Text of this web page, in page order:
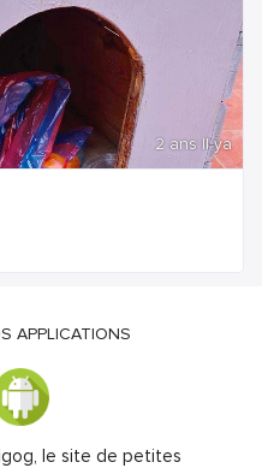
2 ans Il ya
APPLICATIONS
le site de petites